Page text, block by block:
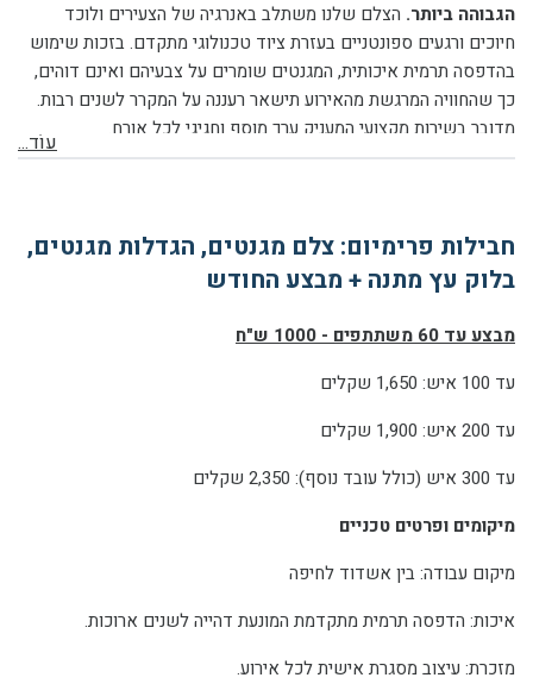
הגבוהה ביותר. הצלם שלנו משתלב באנרגיה של הצעירים ולוכד
חיוכים ורגעים ספונטניים בעזרת ציוד טכנולוגי מתקדם. בזכות שימוש
בהדפסה תרמית איכותית, המגנטים שומרים על צבעיהם ואינם דוהים,
כך שהחוויה המרגשת מהאירוע תישאר רעננה על המקרר לשנים רבות.
מדובר בשירות מקצועי המעניק ערך מוסף וחגיגי לכל אורח.
עוֹד...
חבילות פרימיום: צלם מגנטים, הגדלות מגנטים,
בלוק עץ מתנה + מבצע החודש
מבצע עד 60 משתתפים - 1000 ש"ח
עד 100 איש: 1,650 שקלים
עד 200 איש: 1,900 שקלים
עד 300 איש (כולל עובד נוסף): 2,350 שקלים
מיקומים ופרטים טכניים
מיקום עבודה: בין אשדוד לחיפה
איכות: הדפסה תרמית מתקדמת המונעת דהייה לשנים ארוכות.
מזכרת: עיצוב מסגרת אישית לכל אירוע.